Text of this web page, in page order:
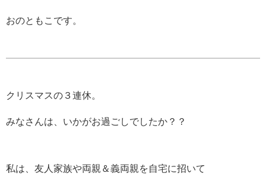
おのともこです。
クリスマスの３連休。
みなさんは、いかがお過ごしでしたか？？
私は、友人家族や両親＆義両親を自宅に招いて